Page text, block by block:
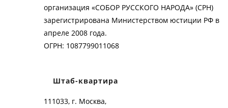
организация «СОБОР РУССКОГО НАРОДА» (СРН)
зарегистрирована Министерством юстиции РФ в
апреле 2008 года.
ОГРН: 1087799011068
Штаб-квартира
111033, г. Москва,